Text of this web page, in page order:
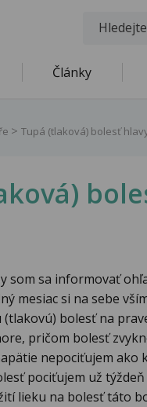
Články
Tupá (tlaková) bolesť
som sa informovať
mesiac si na sebe
bolesť na
pričom bolesť
nepociťujem ako
pociťujem už týždeň
lieku na bolesť táto